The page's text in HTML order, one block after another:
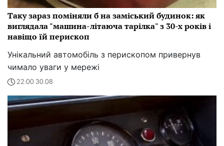
Таку зараз поміняли б на заміський будинок: як
виглядала "машина-літаюча тарілка" з 30-х років і
навіщо їй перископ
Унікальний автомобіль з перископом привернув
чимало уваги у мережі
22:00 30.08